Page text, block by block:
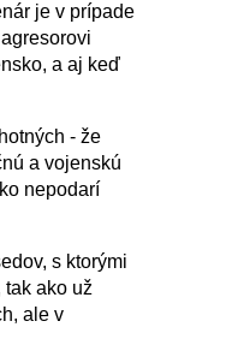
je v prípade
a aj keď
- že
a vojenskú
nepodarí
s ktorými
ako už
ale v